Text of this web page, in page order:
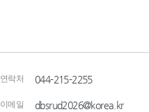
연락처 044-215-2255
이메일 dbsrud2026@korea.kr